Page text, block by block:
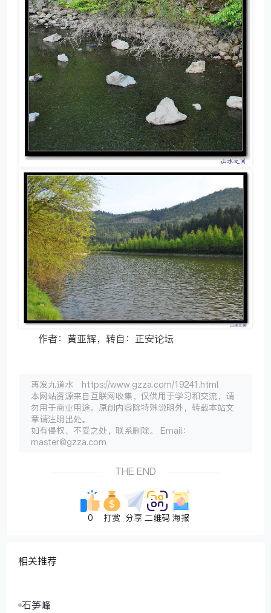
作者：黄亚辉，转自：正安论坛
再发九道水 https://www.gzza.com/19241.html
本网站资源来自互联网收集，仅供用于学习和交流，请
勿用于商业用途。原创内容除特殊说明外，转载本站文
章请注明出处。
如有侵权、不妥之处，联系删除。 Email：
master@gzza.com
THE END
0 打赏 分享 二维码 海报
相关推荐
石笋峰